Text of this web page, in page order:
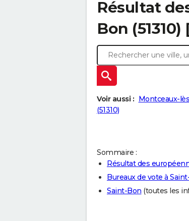
Résultat
Bon
Voir aussi : Montceaux-
(51310)
Sommaire :
Résultat des
Bureaux de vote à
Saint-Bon (toutes les